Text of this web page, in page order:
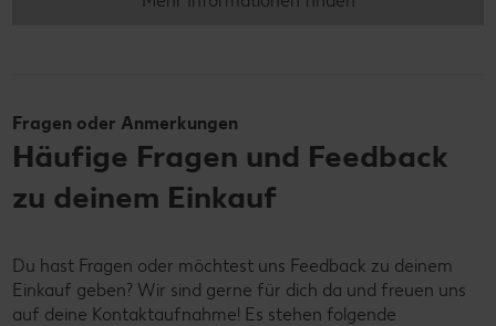
Fragen oder Anmerkungen
Häufige Fragen und Feedback
zu deinem Einkauf
Du hast Fragen oder möchtest uns Feedback zu deinem
Einkauf geben? Wir sind gerne für dich da und freuen uns
auf deine Kontaktaufnahme! Es stehen folgende